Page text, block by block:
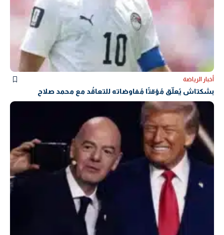
أخبار الرياضة
بشكتاش يُعلّق مُؤقتًا مُفاوضاته للتعاقُد مع محمد صلاح